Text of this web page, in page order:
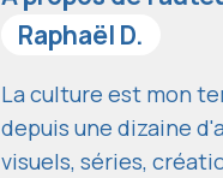
Raphaël D.
La culture est mon
depuis une dizaine
visuels, séries,